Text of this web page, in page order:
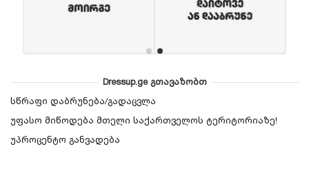
Dressup.ge გთავაზობთ
სწრაფი დაბრუნება/გადაცვლა
უფასო მიწოდება მთელი საქართველოს ტერიტორიაზე!
უპროცენტო განვადება